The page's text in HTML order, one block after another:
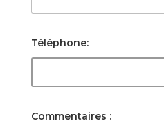
Téléphone:
Commentaires :